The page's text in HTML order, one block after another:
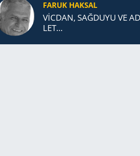
FARUK HAKSAL
VİCDAN, SAĞ­DU­YU VE
LET…